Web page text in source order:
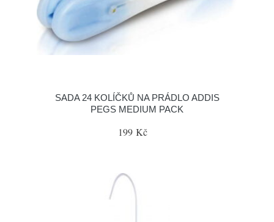
SADA 24 KOLÍČKŮ NA PRÁDLO ADDIS
PEGS MEDIUM PACK
199 Kč